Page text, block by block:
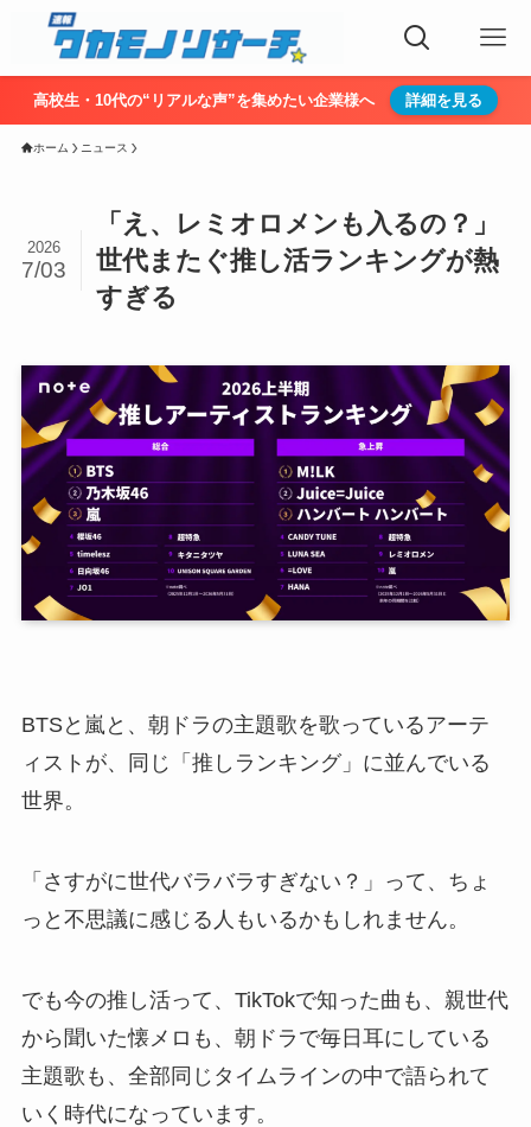
高校生・10代の“リアルな声”を集めたい企業様へ 詳細を見る
ホーム ニュース
「え、レミオロメンも入るの？」
世代またぐ推し活ランキングが熱
すぎる
2026
7/03
BTSと嵐と、朝ドラの主題歌を歌っているアーテ
ィストが、同じ「推しランキング」に並んでいる
世界。
「さすがに世代バラバラすぎない？」って、ちょ
っと不思議に感じる人もいるかもしれません。
でも今の推し活って、TikTokで知った曲も、親世代
から聞いた懐メロも、朝ドラで毎日耳にしている
主題歌も、全部同じタイムラインの中で語られて
いく時代になっています。